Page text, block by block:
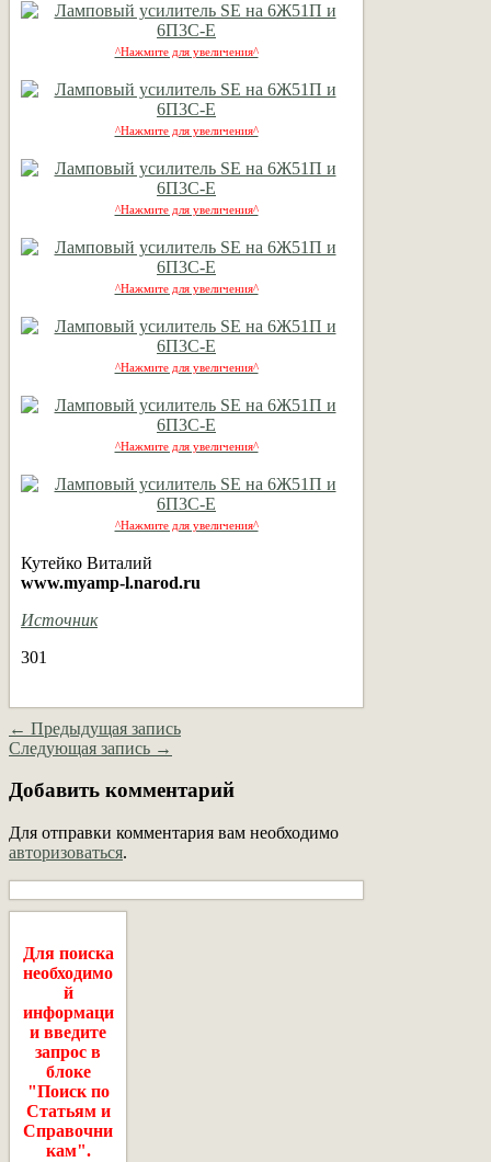
^Нажмите для увеличения^
^Нажмите для увеличения^
^Нажмите для увеличения^
^Нажмите для увеличения^
^Нажмите для увеличения^
^Нажмите для увеличения^
^Нажмите для увеличения^
Кутейко Виталий
www.myamp-l.narod.ru
Источник
301
← Предыдущая запись
Следующая запись →
Добавить комментарий
Для отправки комментария вам необходимо
авторизоваться.
Для поиска
необходимо
й
информаци
и введите
запрос в
блоке
"Поиск по
Статьям и
Справочни
кам".